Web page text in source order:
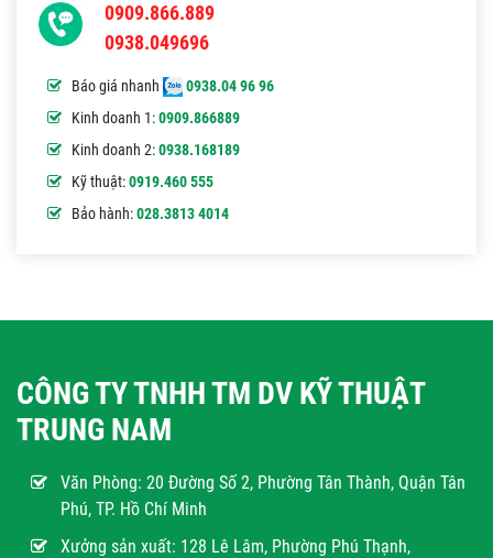
0909.866.889
0938.049696
Báo giá nhanh
0938.04 96 96
Kinh doanh 1:0909.866889
Kinh doanh 2:0938.168189
Kỹ thuật:0919.460 555
Bảo hành:028.3813 4014
CÔNG TY TNHH TM DV KỸ THUẬT
TRUNG NAM
Văn Phòng: 20 Đường Số 2, Phường Tân Thành, Quận Tân
Phú, TP. Hồ Chí Minh
Xưởng sản xuất: 128 Lê Lâm, Phường Phú Thạnh,